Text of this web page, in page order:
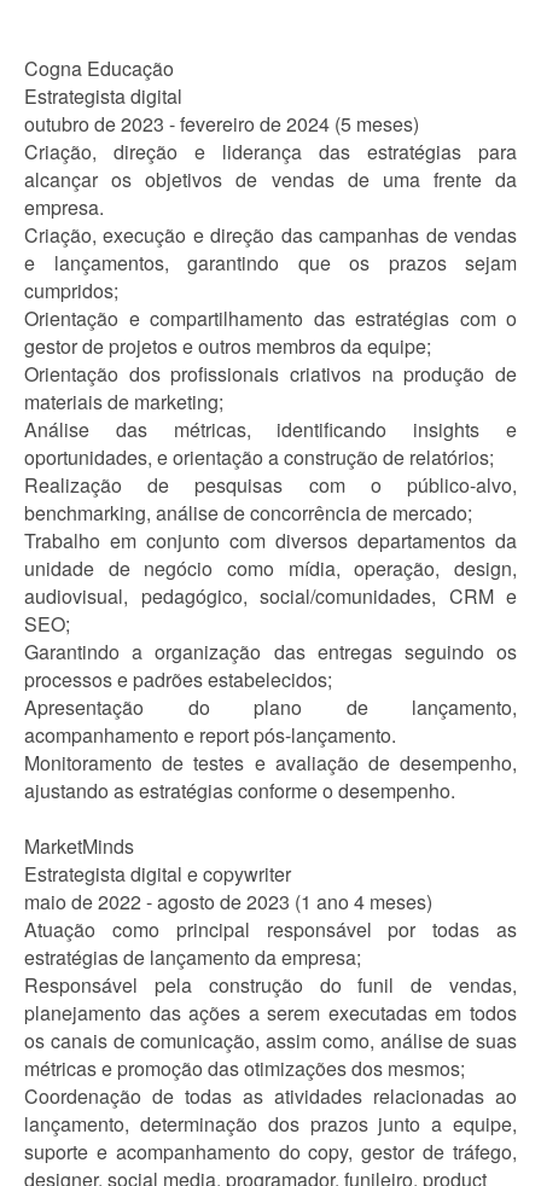
Cogna Educação
Estrategista digital
outubro de 2023 - fevereiro de 2024 (5 meses)
Criação, direção e liderança das estratégias para
alcançar os objetivos de vendas de uma frente da
empresa.
Criação, execução e direção das campanhas de vendas
e lançamentos, garantindo que os prazos sejam
cumpridos;
Orientação e compartilhamento das estratégias com o
gestor de projetos e outros membros da equipe;
Orientação dos profissionais criativos na produção de
materiais de marketing;
Análise das métricas, identificando insights e
oportunidades, e orientação a construção de relatórios;
Realização de pesquisas com o público-alvo,
benchmarking, análise de concorrência de mercado;
Trabalho em conjunto com diversos departamentos da
unidade de negócio como mídia, operação, design,
audiovisual, pedagógico, social/comunidades, CRM e
SEO;
Garantindo a organização das entregas seguindo os
processos e padrões estabelecidos;
Apresentação do plano de lançamento,
acompanhamento e report pós-lançamento.
Monitoramento de testes e avaliação de desempenho,
ajustando as estratégias conforme o desempenho.
MarketMinds
Estrategista digital e copywriter
maio de 2022 - agosto de 2023 (1 ano 4 meses)
Atuação como principal responsável por todas as
estratégias de lançamento da empresa;
Responsável pela construção do funil de vendas,
planejamento das ações a serem executadas em todos
os canais de comunicação, assim como, análise de suas
métricas e promoção das otimizações dos mesmos;
Coordenação de todas as atividades relacionadas ao
lançamento, determinação dos prazos junto a equipe,
suporte e acompanhamento do copy, gestor de tráfego,
designer, social media, programador, funileiro, product